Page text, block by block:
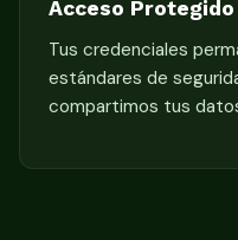
Acceso Protegido
Tus credenciales
estándares de
compartimos tus